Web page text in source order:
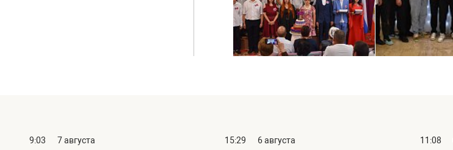
9:03
7 августа
15:29
6 августа
11:08